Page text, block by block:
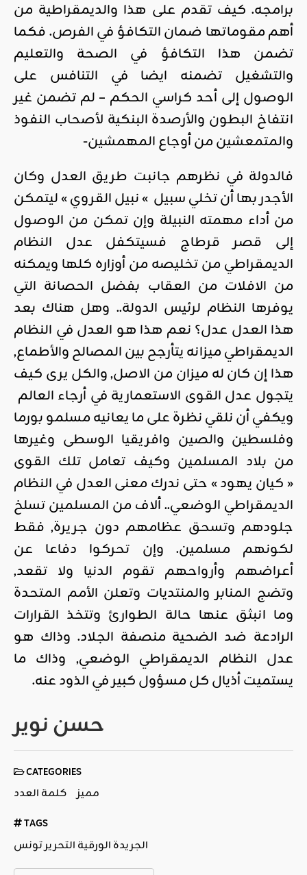
برامجه. كيف تقدم على هذا والديمقراطية من
أهم مقوماتها ضمان التكافؤ في الفرص. فكما
تضمن هذا التكافؤ في الصحة والتعليم
والتشغيل تضمنه ايضا في التنافس على
الوصول إلى أحد كراسي الحكم – لم تضمن غير
انتفاخ البطون والأرصدة البنكية لأصحاب النفوذ
والمتمعشين من أوجاع المهمشين-
فالدولة في نظرهم جانبت طريق العدل وكان
الأجدر بها أن تخلي سبيل » نبيل القروي » ليتمكن
من أداء مهمته النبيلة وإن تمكن من الوصول
إلى قصر قرطاج فسيتكفل عدل النظام
الديمقراطي من تخليصه من أوزاره كلها ويمكنه
من الافلات من العقاب بفضل الحصانة التي
يوفرها النظام لرئيس الدولة.. وهل هناك بعد
هذا العدل عدل؟ نعم هذا هو العدل في النظام
الديمقراطي ميزانه يتأرجح بين المصالح والأطماع,
هذا إن كان له ميزان من الاصل, والكل يرى كيف
يتجول عدل القوى الاستعمارية في أرجاء العالم
ويكفي أن نلقي نظرة على ما يعانيه مسلمو بورما
وفلسطين والصين وافريقيا الوسطى وغيرها
من بلاد المسلمين وكيف تعامل تلك القوى
« كيان يهود » حتى ندرك معنى العدل في النظام
الديمقراطي الوضعي.. ألاف من المسلمين تسلخ
جلودهم وتسحق عظامهم دون جريرة, فقط
لكونهم مسلمين. وإن تحركوا دفاعا عن
أعراضهم وأرواحهم تقوم الدنيا ولا تقعد,
وتضج المنابر والمنتديات وتعلن الأمم المتحدة
وما انبثق عنها حالة الطوارئ وتتخذ القرارات
الرادعة ضد الضحية منصفة الجلاد. وذاك هو
عدل النظام الديمقراطي الوضعي, وذاك ما
يستميت أذيال كل مسؤول كبير في الذود عنه.
حسن نوير
CATEGORIES
كلمة العدد مميز
TAGS
الجريدة الورقية التحرير تونس